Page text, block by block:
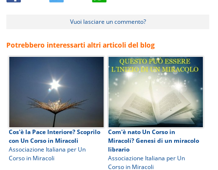
Vuoi lasciare un commento?
Potrebbero interessarti altri articoli del blog
Cos'è la Pace Interiore? Scoprilo
con Un Corso in Miracoli
Associazione Italiana per Un
Corso in Miracoli
Com'è nato Un Corso in
Miracoli? Genesi di un miracolo
librario
Associazione Italiana per Un
Corso in Miracoli